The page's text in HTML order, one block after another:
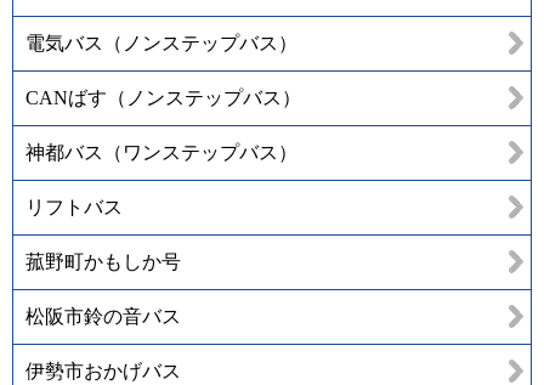
電気バス（ノンステップバス）
CANばす（ノンステップバス）
神都バス（ワンステップバス）
リフトバス
菰野町かもしか号
松阪市鈴の音バス
伊勢市おかげバス